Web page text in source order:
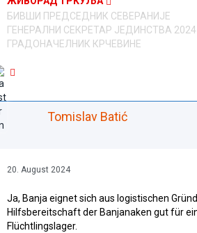
БИВШИ ПРЕДСЕДНИК СЕВЕРАНИЈЕ
ГЕНЕРАЛНИ СЕКРЕТАР ЈЕДИНСТВА
ГРАДОНАЧЕЛНИК КРЧЕВИНЕ
Tomislav Batić
20. August 2024
Ja, Banja eignet sich aus logistischen
Hilfsbereitschaft der Banjanaken gut für
Flüchtlingslager.